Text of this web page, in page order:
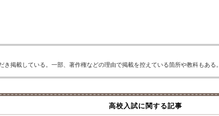
掲載している。一部、著作権などの理由で掲載を控えている箇所や教科もある。
高校入試に関する記事